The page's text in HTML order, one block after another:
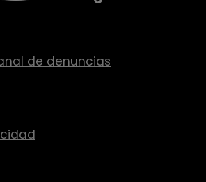
de denuncias